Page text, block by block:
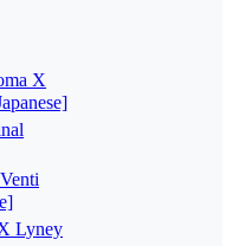
X
Lyney